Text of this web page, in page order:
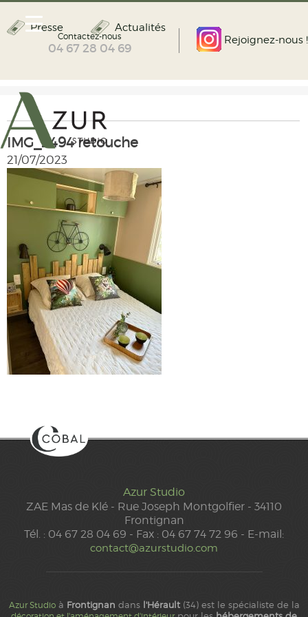
Rejoignez-nous !
Contactez-nous
04 67 28 04 69
Presse Actualités
IMG_2494 retouche
21/07/2023
Azur Studio
ZAE Mas de Klé - Rue Joseph Montgolfier - 34110
Frontignan
Tél. : 04 67 28 04 69 - Fax : 04 67 74 72 96 - E-mail:
contact@azurstudio.com
Azur Studioà Frontignan dans l'Hérault(34) est le spécialiste de la